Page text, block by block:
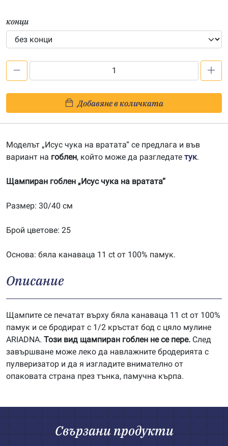
конци
чука
на
–
щампа
Добавяне в количката
Моделът „Исус чука на вратата“ се предлага и във
вариант на гоблен, който може да разгледате тук.
Щампиран гоблен „Исус чука на вратата“
Размер: 30/40 см
Брой цветове: 25
Основа: бяла канаваца 11 ct от 100% памук.
Описание
Щампите се печатат върху бяла канаваца 11 ct от 100%
памук и се бродират с 1/2 кръстат бод с цяло мулине
ARIADNA. Този вид щампиран гоблен не се пере. След
завършване може леко да навлажните бродерията с
пулверизатор и да я изгладите внимателно от
опаковата страна през тънка, памучна кърпа.
Свързани продукти